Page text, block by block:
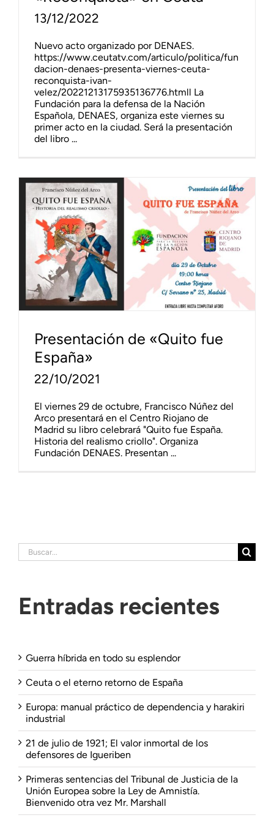
13/12/2022
Nuevo acto organizado por DENAES.
https://www.ceutatv.com/articulo/politica/fun
dacion-denaes-presenta-viernes-ceuta-
reconquista-ivan-
velez/20221213175935136776.htmll La
Fundación para la defensa de la Nación
Española, DENAES, organiza este viernes su
primer acto en la ciudad. Será la presentación
del libro ...
Presentación de «Quito fue
España»
22/10/2021
El viernes 29 de octubre, Francisco Núñez del
Arco presentará en el Centro Riojano de
Madrid su libro celebrará "Quito fue España.
Historia del realismo criollo". Organiza
Fundación DENAES. Presentan ...
Buscar:
Entradas recientes
Guerra híbrida en todo su esplendor
Ceuta o el eterno retorno de España
Europa: manual práctico de dependencia y harakiri
industrial
21 de julio de 1921; El valor inmortal de los
defensores de Igueriben
Primeras sentencias del Tribunal de Justicia de la
Unión Europea sobre la Ley de Amnistía.
Bienvenido otra vez Mr. Marshall